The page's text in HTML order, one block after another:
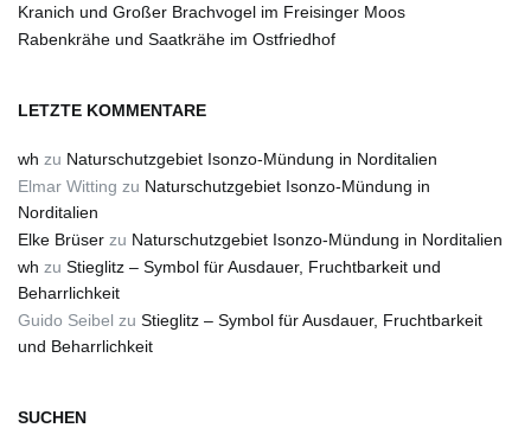
Kranich und Großer Brachvogel im Freisinger Moos
Rabenkrähe und Saatkrähe im Ostfriedhof
LETZTE KOMMENTARE
wh zu Naturschutzgebiet Isonzo-Mündung in Norditalien
Elmar Witting zu Naturschutzgebiet Isonzo-Mündung in
Norditalien
Elke Brüser zu Naturschutzgebiet Isonzo-Mündung in Norditalien
wh zu Stieglitz – Symbol für Ausdauer, Fruchtbarkeit und
Beharrlichkeit
Guido Seibel zu Stieglitz – Symbol für Ausdauer, Fruchtbarkeit
und Beharrlichkeit
SUCHEN